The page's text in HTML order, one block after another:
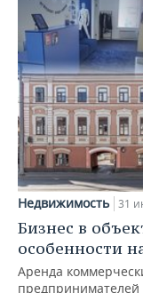
Недвижимость 31
Бизнес в
особенности
Аренда
предпринимателей